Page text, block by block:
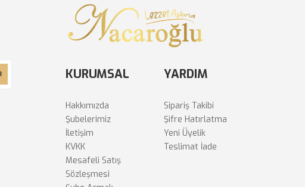
KURUMSAL
Hakkımızda
Şubelerimiz
İletişim
KVKK
Mesafeli Satış
Sözleşmesi
YARDIM
Sipariş Takibi
Şifre Hatırlatma
Yeni Üyelik
Teslimat İade